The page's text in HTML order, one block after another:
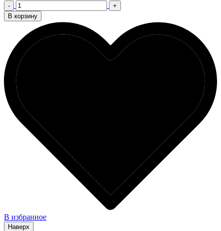
-
+
В корзину
В избранное
Наверх